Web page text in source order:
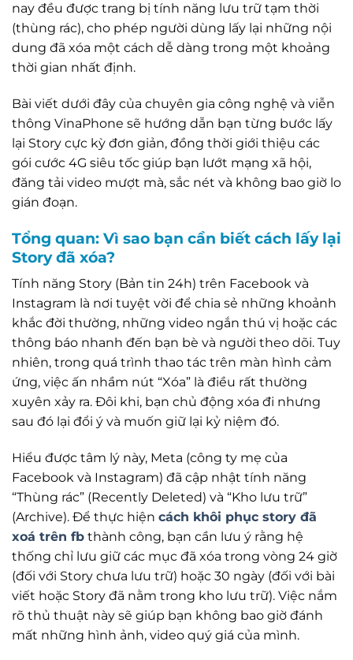
nay đều được trang bị tính năng lưu trữ tạm thời
(thùng rác), cho phép người dùng lấy lại những nội
dung đã xóa một cách dễ dàng trong một khoảng
thời gian nhất định.
Bài viết dưới đây của chuyên gia công nghệ và viễn
thông VinaPhone sẽ hướng dẫn bạn từng bước lấy
lại Story cực kỳ đơn giản, đồng thời giới thiệu các
gói cước 4G siêu tốc giúp bạn lướt mạng xã hội,
đăng tải video mượt mà, sắc nét và không bao giờ lo
gián đoạn.
Tổng quan: Vì sao bạn cần biết cách lấy lại
Story đã xóa?
Tính năng Story (Bản tin 24h) trên Facebook và
Instagram là nơi tuyệt vời để chia sẻ những khoảnh
khắc đời thường, những video ngắn thú vị hoặc các
thông báo nhanh đến bạn bè và người theo dõi. Tuy
nhiên, trong quá trình thao tác trên màn hình cảm
ứng, việc ấn nhầm nút “Xóa” là điều rất thường
xuyên xảy ra. Đôi khi, bạn chủ động xóa đi nhưng
sau đó lại đổi ý và muốn giữ lại kỷ niệm đó.
Hiểu được tâm lý này, Meta (công ty mẹ của
Facebook và Instagram) đã cập nhật tính năng
“Thùng rác” (Recently Deleted) và “Kho lưu trữ”
(Archive). Để thực hiện cách khôi phục story đã
xoá trên fb thành công, bạn cần lưu ý rằng hệ
thống chỉ lưu giữ các mục đã xóa trong vòng 24 giờ
(đối với Story chưa lưu trữ) hoặc 30 ngày (đối với bài
viết hoặc Story đã nằm trong kho lưu trữ). Việc nắm
rõ thủ thuật này sẽ giúp bạn không bao giờ đánh
mất những hình ảnh, video quý giá của mình.